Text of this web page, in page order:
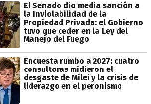
El Senado dio media sanción a
la Inviolabilidad de la
Propiedad Privada: el Gobierno
tuvo que ceder en la Ley del
Manejo del Fuego
Encuesta rumbo a 2027: cuatro
consultoras midieron el
desgaste de Milei y la crisis de
liderazgo en el peronismo